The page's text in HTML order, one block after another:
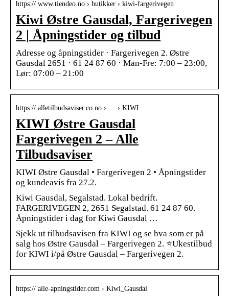
https:// www.tiendeo.no › butikker › kiwi-fargerivegen
Kiwi Østre Gausdal, Fargerivegen
2 | Åpningstider og tilbud
Adresse og åpningstider · Fargerivegen 2. Østre
Gausdal 2651 · 61 24 87 60 · Man-Fre: 7:00 – 23:00,
Lør: 07:00 – 21:00
https:// alletilbudsaviser.co.no › … › KIWI
KIWI Østre Gausdal
Fargerivegen 2 – Alle
Tilbudsaviser
KIWI Østre Gausdal • Fargerivegen 2 • Åpningstider
og kundeavis fra 27.2.
Kiwi Gausdal, Segalstad. Lokal bedrift.
FARGERIVEGEN 2, 2651 Segalstad. 61 24 87 60.
Åpningstider i dag for Kiwi Gausdal …
Sjekk ut tilbudsavisen fra KIWI og se hva som er på
salg hos Østre Gausdal – Fargerivegen 2. ⭐Ukestilbud
for KIWI i/på Østre Gausdal – Fargerivegen 2.
https:// alle-apningstider.com › Kiwi_Gausdal